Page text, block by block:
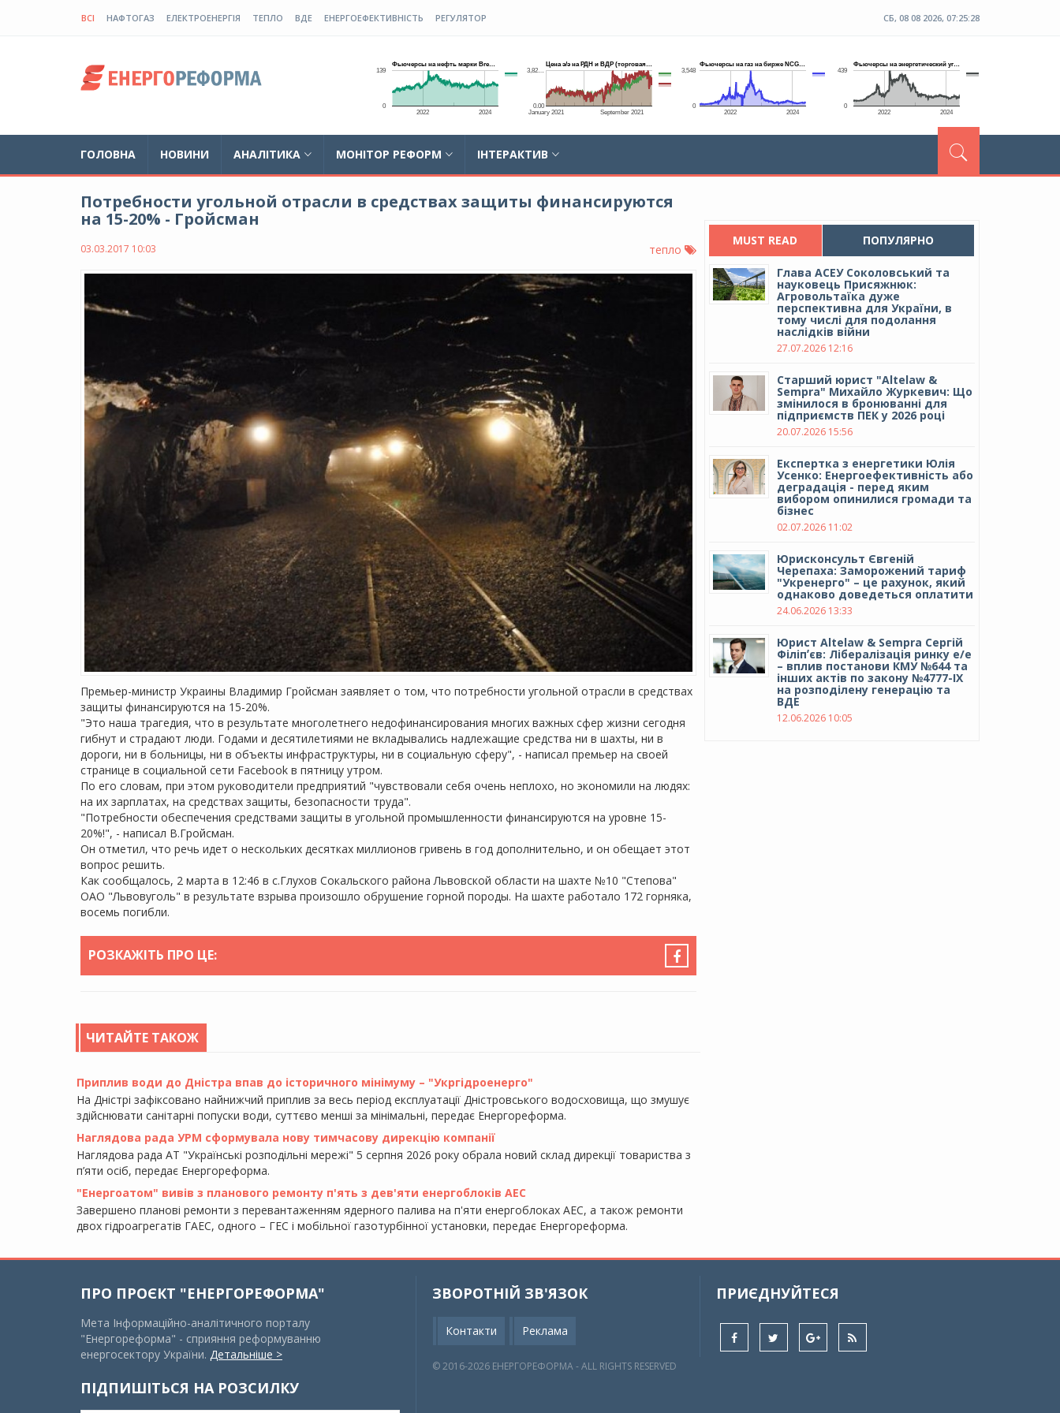
ВСІ НАФТОГАЗ ЕЛЕКТРОЕНЕРГІЯ ТЕПЛО ВДЕ ЕНЕРГОЕФЕКТИВНІСТЬ РЕГУЛЯТОР СБ, 08 08 2026, 07:25:29
ГОЛОВНА НОВИНИ АНАЛІТИКА МОНІТОР РЕФОРМ ІНТЕРАКТИВ
Потребности угольной отрасли в средствах защиты финансируются
на 15-20% - Гройсман
03.03.2017 10:03 тепло
Премьер-министр Украины Владимир Гройсман заявляет о том, что потребности угольной отрасли в средствах
защиты финансируются на 15-20%.
"Это наша трагедия, что в результате многолетнего недофинансирования многих важных сфер жизни сегодня
гибнут и страдают люди. Годами и десятилетиями не вкладывались надлежащие средства ни в шахты, ни в
дороги, ни в больницы, ни в объекты инфраструктуры, ни в социальную сферу", - написал премьер на своей
странице в социальной сети Facebook в пятницу утром.
По его словам, при этом руководители предприятий "чувствовали себя очень неплохо, но экономили на людях:
на их зарплатах, на средствах защиты, безопасности труда".
"Потребности обеспечения средствами защиты в угольной промышленности финансируются на уровне 15-
20%!", - написал В.Гройсман.
Он отметил, что речь идет о нескольких десятках миллионов гривень в год дополнительно, и он обещает этот
вопрос решить.
Как сообщалось, 2 марта в 12:46 в с.Глухов Сокальского района Львовской области на шахте №10 "Степова"
ОАО "Львовуголь" в результате взрыва произошло обрушение горной породы. На шахте работало 172 горняка,
восемь погибли.
РОЗКАЖІТЬ ПРО ЦЕ:
ЧИТАЙТЕ ТАКОЖ
Приплив води до Дністра впав до історичного мінімуму – "Укргідроенерго"
На Дністрі зафіксовано найнижчий приплив за весь період експлуатації Дністровського водосховища, що змушує
здійснювати санітарні попуски води, суттєво менші за мінімальні, передає Енергореформа.
Наглядова рада УРМ сформувала нову тимчасову дирекцію компанії
Наглядова рада АТ "Українські розподільні мережі" 5 серпня 2026 року обрала новий склад дирекції товариства з
п’яти осіб, передає Енергореформа.
"Енергоатом" вивів з планового ремонту п'ять з дев'яти енергоблоків АЕС
Завершено планові ремонти з перевантаженням ядерного палива на п'яти енергоблоках АЕС, а також ремонти
двох гідроагрегатів ГАЕС, одного – ГЕС і мобільної газотурбінної установки, передає Енергореформа.
MUST READ ПОПУЛЯРНО
Глава АСЕУ Соколовський та
науковець Присяжнюк:
Агровольтаїка дуже
перспективна для України, в
тому числі для подолання
наслідків війни
27.07.2026 12:16
Cтарший юрист "Altelaw &
Sempra" Михайло Журкевич: Що
змінилося в бронюванні для
підприємств ПЕК у 2026 році
20.07.2026 15:56
Експертка з енергетики Юлія
Усенко: Енергоефективність або
деградація - перед яким
вибором опинилися громади та
бізнес
02.07.2026 11:02
Юрисконсульт Євгеній
Черепаха: Заморожений тариф
"Укренерго" – це рахунок, який
однаково доведеться оплатити
24.06.2026 13:33
Юрист Altelaw & Sempra Сергій
Філіпʼєв: Лібералізація ринку е/е
– вплив постанови КМУ №644 та
інших актів по закону №4777-IX
на розподілену генерацію та
ВДЕ
12.06.2026 10:05
ПРО ПРОЄКТ "ЕНЕРГОРЕФОРМА"
Мета Інформаційно-аналітичного порталу
"Енергореформа" - сприяння реформуванню
енергосектору України. Детальніше >
ПІДПИШІТЬСЯ НА РОЗСИЛКУ
ЗВОРОТНІЙ ЗВ'ЯЗОК
Контакти Реклама
ПРИЄДНУЙТЕСЯ
© 2016-2026 EНЕРГОРЕФОРМА - ALL RIGHTS RESERVED